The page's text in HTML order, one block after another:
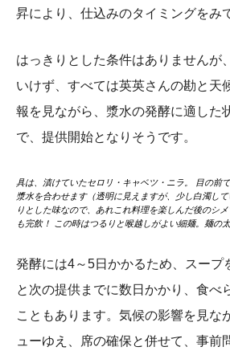
昇により、仕込みのタイミングをみ
はっきりとした条件はありませんが
いけず、すべては英英さんの勘と天
報を見ながら、漿水の発酵に適した
で、提供開始となりそうです。
具は、漬けていたセロリ・キャベツ・ニラ。 目の前
漿水を合わせます（透明に見えますが、少し白濁し
りとした味なので、あれこれ料理を楽しんだ後のシ
も完飲！ この時はつるりと喉越しがよい細麺。麺の
発酵には4～5日かかるため、スープ
と次の提供までに数日かかり、食べ
こともあります。気候の影響を見な
ューゆえ、席の確保と併せて、事前